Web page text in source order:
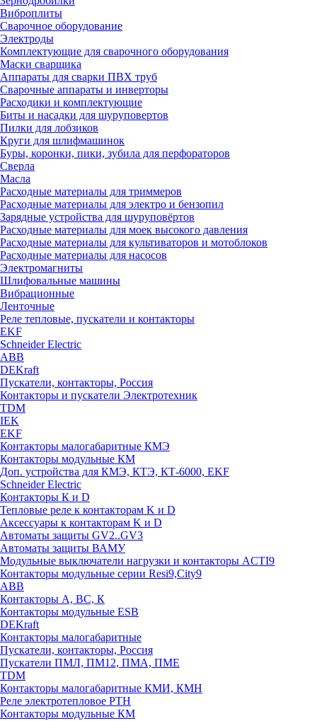
Виброплиты
Сварочное оборудование
Электроды
Комплектующие для сварочного оборудования
Маски сварщика
Аппараты для сварки ПВХ труб
Сварочные аппараты и инверторы
Расходики и комплектующие
Биты и насадки для шуруповертов
Пилки для лобзиков
Круги для шлифмашинок
Буры, коронки, пики, зубила для перфораторов
Сверла
Масла
Расходные материалы для триммеров
Расходные материалы для электро и бензопил
Зарядные устройства для шуруповёртов
Расходные материалы для моек высокого давления
Расходные материалы для культиваторов и мотоблоков
Расходные материалы для насосов
Электромагниты
Шлифовальные машины
Вибрационные
Ленточные
Реле тепловые, пускатели и контакторы
EKF
Schneider Electric
ABB
DEKraft
Пускатели, контакторы, Россия
Контакторы и пускатели Электротехник
TDM
IEK
EKF
Контакторы малогабаритные КМЭ
Контакторы модульные КМ
Доп. устройства для КМЭ, КТЭ, КТ-6000, EKF
Schneider Electric
Контакторы К и D
Тепловые реле к контакторам K и D
Аксессуары к контакторам K и D
Автоматы защиты GV2..GV3
Автоматы защиты ВАМУ
Модульные выключатели нагрузки и контакторы ACTI9
Контакторы модульные серии Resi9,City9
ABB
Контакторы А, ВС, К
Контакторы модульные ESB
DEKraft
Контакторы малогабаритные
Пускатели, контакторы, Россия
Пускатели ПМЛ, ПМ12, ПМА, ПМЕ
TDM
Контакторы малогабаритные КМИ, КМН
Реле электротепловое РТН
Контакторы модульные КМ